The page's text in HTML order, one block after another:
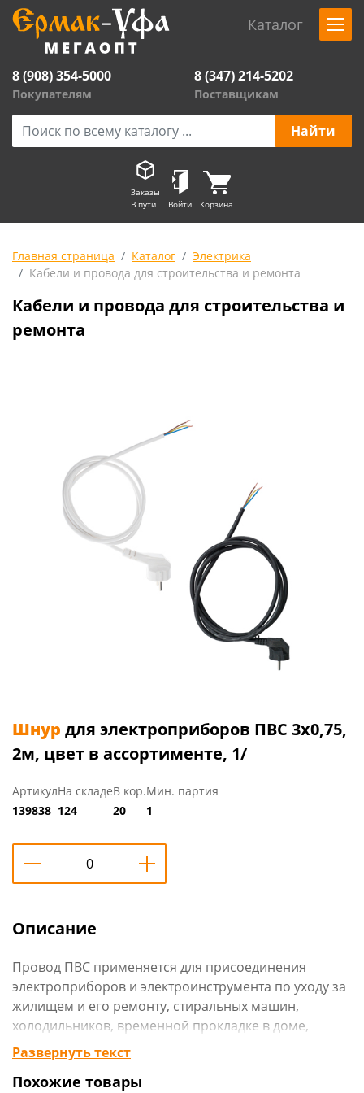
Каталог
8 (908) 354-5000
Покупателям
8 (347) 214-5202
Поставщикам
Заказы
В пути
Войти Корзина
Главная страница Каталог
Электрика
Кабели и провода для строительства и ремонта
Кабели и провода для строительства и
ремонта
Шнур для электроприборов ПВС 3х0,75,
2м, цвет в ассортименте, 1/
Артикул
139838
На складе
124
В кор.
20
Мин. партия
1
Описание
Провод ПВС применяется для присоединения
электроприборов и электроинструмента по уходу за
жилищем и его ремонту, стиральных машин,
холодильников, временной прокладке в доме,
средств малой механизации для садоводства и
огородничества и других подобных машин и
приборов
Развернуть текст
Похожие товары